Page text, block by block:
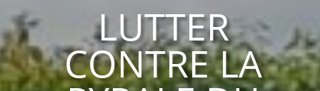
LUTTER
CONTRE LA